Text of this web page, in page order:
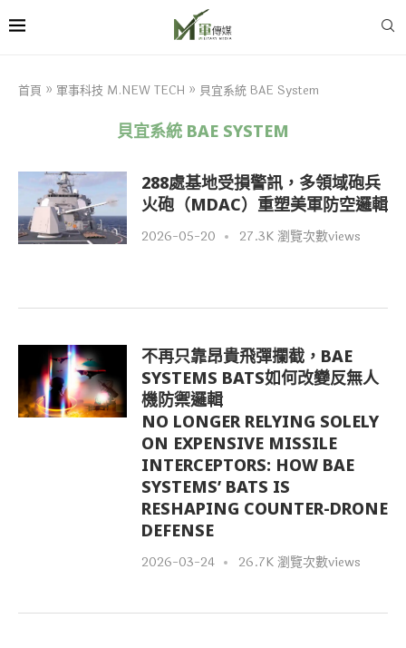
首頁 » 軍事科技 M.NEW TECH » 貝宜系統 BAE System
貝宜系統 BAE SYSTEM
288處基地受損警訊，多領域砲兵
火砲（MDAC）重塑美軍防空邏輯
2026-05-20 27.3K 瀏覽次數views
不再只靠昂貴飛彈攔截，BAE
SYSTEMS BATS如何改變反無人
機防禦邏輯
NO LONGER RELYING SOLELY
ON EXPENSIVE MISSILE
INTERCEPTORS: HOW BAE
SYSTEMS’ BATS IS
RESHAPING COUNTER-DRONE
DEFENSE
2026-03-24 26.7K 瀏覽次數views